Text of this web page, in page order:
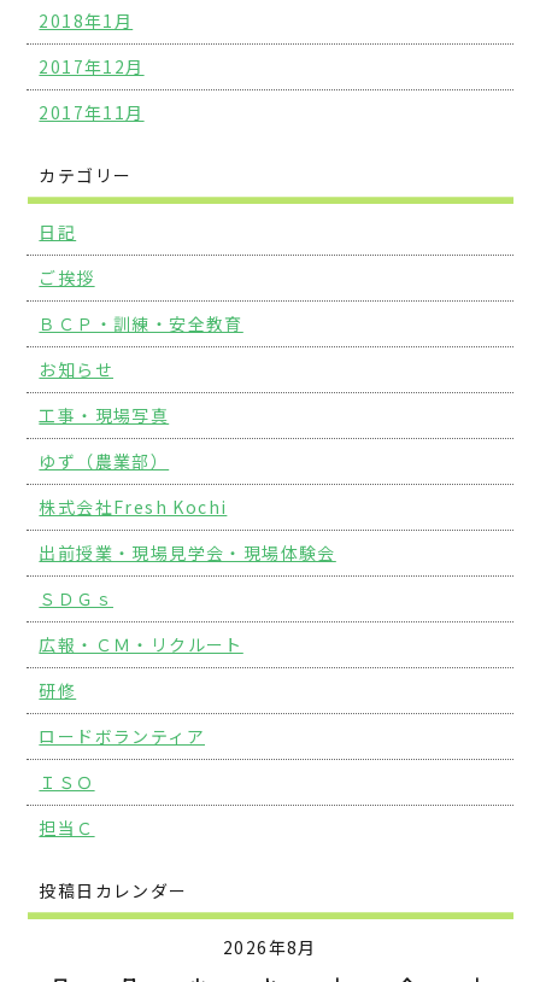
2018年1月
2017年12月
2017年11月
カテゴリー
日記
ご挨拶
ＢＣＰ・訓練・安全教育
お知らせ
工事・現場写真
ゆず（農業部）
株式会社Fresh Kochi
出前授業・現場見学会・現場体験会
ＳＤＧｓ
広報・ＣＭ・リクルート
研修
ロードボランティア
ＩＳＯ
担当Ｃ
投稿日カレンダー
2026年8月